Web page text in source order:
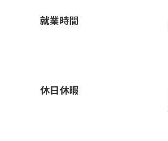
就業時間
休日休暇